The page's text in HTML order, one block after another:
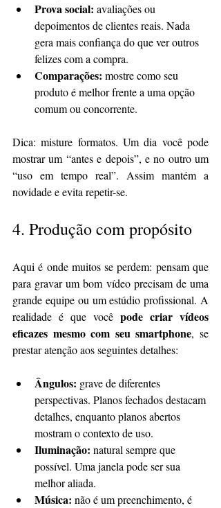
Prova social: avaliações ou
depoimentos de clientes reais. Nada
gera mais confiança do que ver outros
felizes com a compra.
Comparações: mostre como seu
produto é melhor frente a uma opção
comum ou concorrente.
Dica: misture formatos. Um dia você pode
mostrar um “antes e depois”, e no outro um
“uso em tempo real”. Assim mantém a
novidade e evita repetir-se.
4. Produção com propósito
Aqui é onde muitos se perdem: pensam que
para gravar um bom vídeo precisam de uma
grande equipe ou um estúdio profissional. A
realidade é que você pode criar vídeos
eficazes mesmo com seu smartphone, se
prestar atenção aos seguintes detalhes:
Ângulos: grave de diferentes
perspectivas. Planos fechados destacam
detalhes, enquanto planos abertos
mostram o contexto de uso.
Iluminação: natural sempre que
possível. Uma janela pode ser sua
melhor aliada.
Música: não é um preenchimento, é